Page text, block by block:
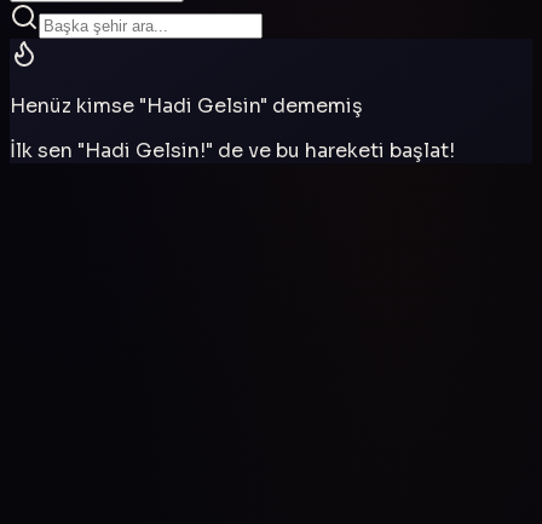
Henüz kimse "Hadi Gelsin" dememiş
İlk sen "Hadi Gelsin!" de ve bu hareketi başlat!